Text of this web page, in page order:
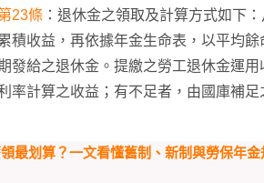
23條 ：退休金之領取及計算方式如下
積收益，再依據年金生命表，以平均
發給之退休金。提繳之勞工退休金運
率計算之收益；有不足者，由國庫補足
最划算？一文看懂舊制、新制與勞保年金